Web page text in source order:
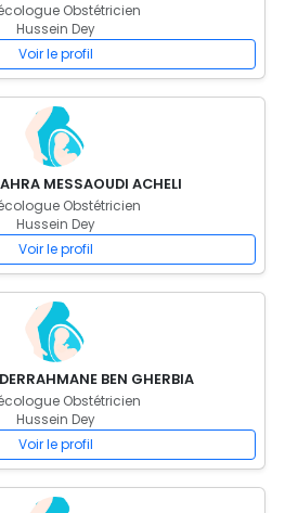
Obstétricien
Hussein Dey
Voir le profil
MESSAOUDI ACHELI
Obstétricien
Hussein Dey
Voir le profil
BEN GHERBIA
Obstétricien
Hussein Dey
Voir le profil